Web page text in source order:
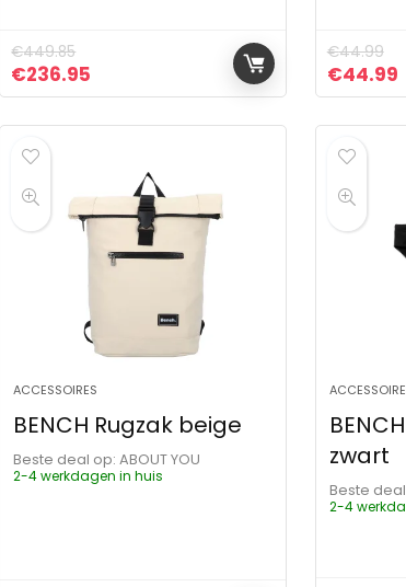
€449.85
Oorspronkelijke prijs was: €449.85.
€236.95 Huidige prijs is: €236.95.
€44.99
€44.99
ACCESSOIRES
BENCH Rugzak beige
Beste deal op:
ABOUT YOU
2-4 werkdagen in huis
zwart
Beste
2-4